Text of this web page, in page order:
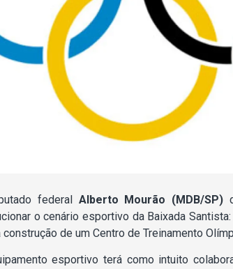
federal Alberto Mourão (MDB/SP)
o cenário esportivo da Baixada
construção de um Centro de Treinamento
esportivo terá como intuito